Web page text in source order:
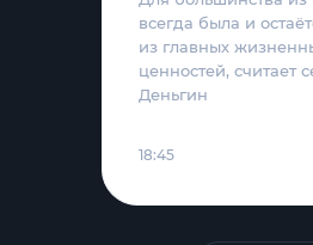
всегда была и
из главных
ценностей, считает
Деньгин
18:45